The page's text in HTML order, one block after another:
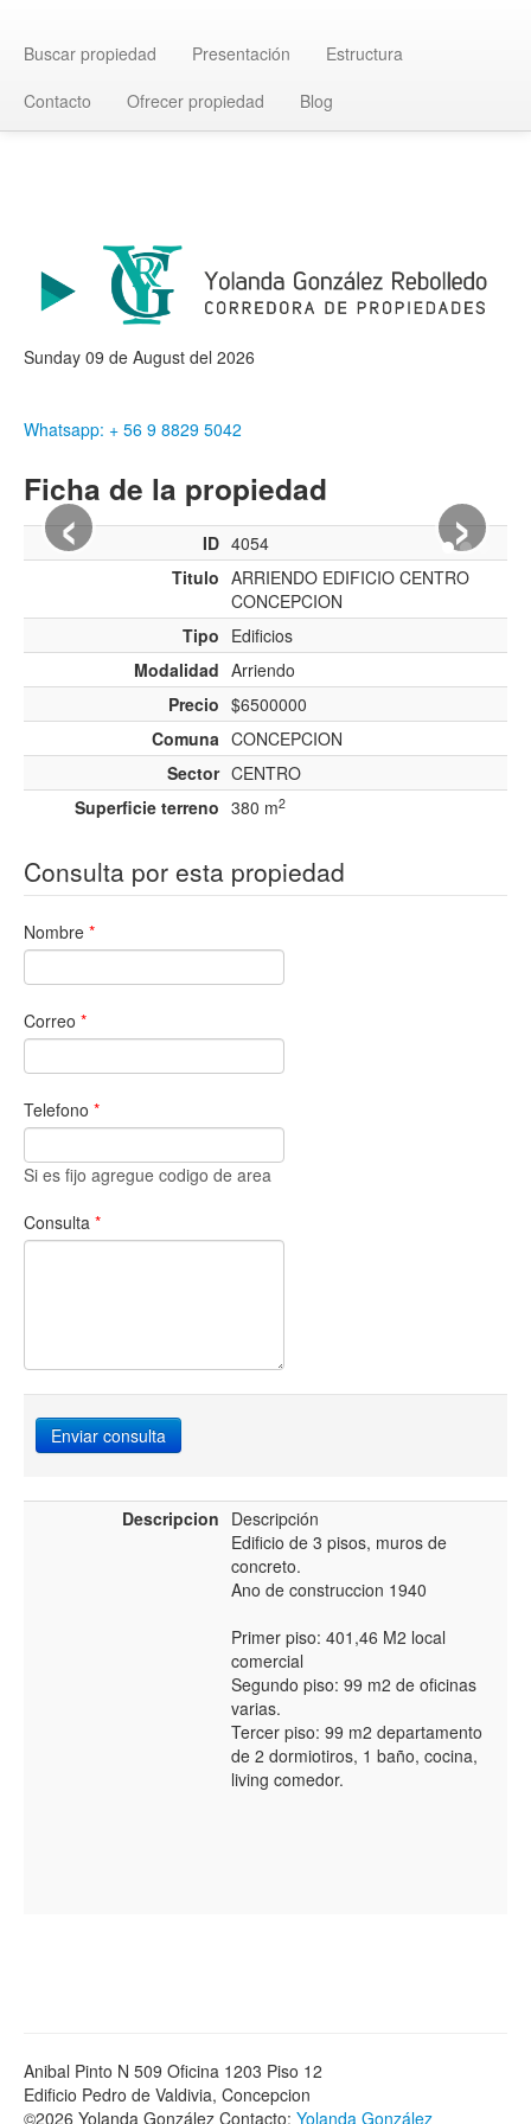
Buscar propiedad Presentación
Estructura
Contacto
Ofrecer propiedad Blog
Sunday 09 de August del 2026
Whatsapp: + 56 9 8829 5042
Ficha de la propiedad
‹ ›
ID 4054
Titulo ARRIENDO EDIFICIO CENTRO
CONCEPCION
Tipo Edificios
Modalidad Arriendo
Precio $6500000
Comuna CONCEPCION
Sector CENTRO
Superficie terreno 380 m2
Consulta por esta propiedad
Nombre *
Correo *
Telefono *
Si es fijo agregue codigo de area
Consulta *
Enviar consulta
Descripcion Descripción
Edificio de 3 pisos, muros de
concreto.
Ano de construccion 1940
Primer piso: 401,46 M2 local
comercial
Segundo piso: 99 m2 de oficinas
varias.
Tercer piso: 99 m2 departamento
de 2 dormiotiros, 1 baño, cocina,
living comedor.
Anibal Pinto N 509 Oficina 1203 Piso 12
Edificio Pedro de Valdivia, Concepcion
©2026 Yolanda González Contacto: Yolanda González